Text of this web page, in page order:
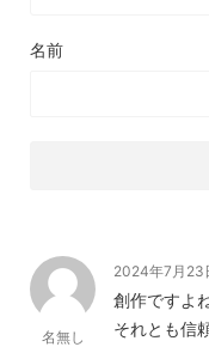
名前
名無し
2024年7月23
創作ですよ
それとも信